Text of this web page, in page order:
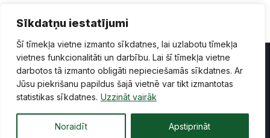
Sīkdatņu iestatījumi
Šī tīmekļa vietne izmanto sīkdatnes, lai uzlabotu tīmekļa
vietnes funkcionalitāti un darbību. Lai šī tīmekļa vietne
darbotos tā izmanto obligāti nepieciešamās sīkdatnes. Ar
Jūsu piekrišanu papildus šajā vietnē var tikt izmantotas
statistikas sīkdatnes. Uzzināt vairāk
Noraidīt Apstiprināt
Privātuma politika Piekļūstamība
Lapas karte
© 2026 Ilūkste, publicētā satura visas tiesības aizsargātas.